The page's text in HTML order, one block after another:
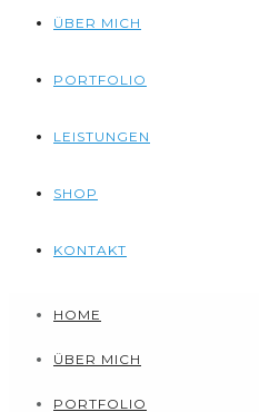
ÜBER MICH
PORTFOLIO
LEISTUNGEN
SHOP
KONTAKT
HOME
ÜBER MICH
PORTFOLIO